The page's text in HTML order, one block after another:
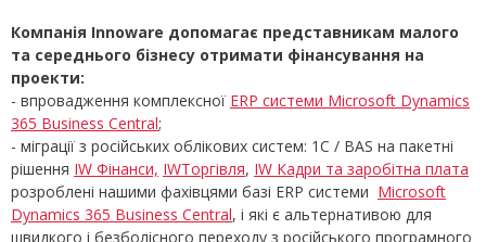
Компанія Innoware допомагає представникам малого
та середнього бізнесу отримати фінансування на
проекти:
- впровадження комплексної ERP системи Microsoft Dynamics
365 Business Central;
- міграції з російських облікових систем: 1С / BAS на пакетні
рішення IW Фінанси, IWТоргівля, IW Кадри та заробітна плата
розроблені нашими фахівцями базі ERP системи Microsoft
Dynamics 365 Business Central, і які є альтернативою для
швидкого і безболісного переходу з російського програмного